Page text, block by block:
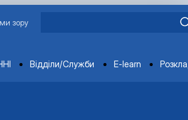
зору
Відділи/Служби E-learn